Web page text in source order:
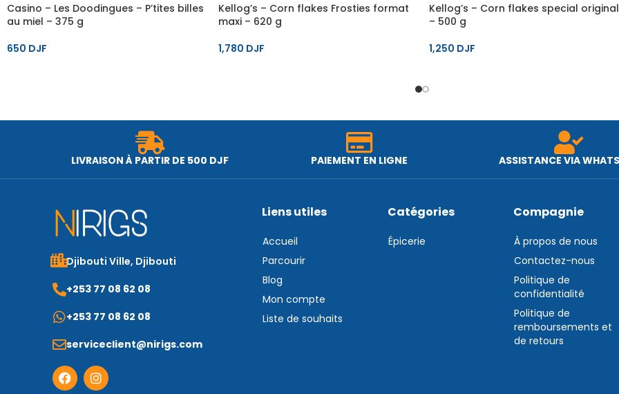
Casino – Les Doodingues – P’tites billes
au miel – 375 g
650 DJF
Kellog’s – Corn flakes Frosties format
maxi – 620 g
1,780 DJF
Kellog’s – Corn flakes special original
– 500 g
1,250 DJF
LIVRAISON À PARTIR DE 500 DJF PAIEMENT EN LIGNE ASSISTANCE VIA
Djibouti Ville, Djibouti
+253 77 08 62 08
+253 77 08 62 08
serviceclient@nirigs.com
Liens utiles
Accueil
Parcourir
Blog
Mon compte
Liste de souhaits
Catégories
Épicerie
Compagnie
À propos de nous
Contactez-nous
Politique de
confidentialité
Politique de
remboursements et
de retours